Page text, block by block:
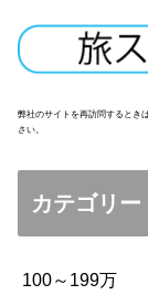
弊社のサイトを再訪問するとき
さい。
カテゴリー
100～199万